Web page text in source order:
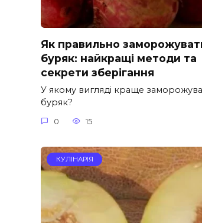
Як правильно
буряк: найкращі методи та
секрети зберігання
У якому вигляді краще
буряк?
0 15
КУЛІНАРІЯ